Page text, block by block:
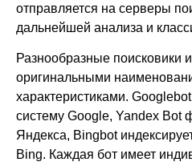
отправляется на серверы
дальнейшей анализа и
Разнообразные поисковики
оригинальными
характеристиками.
систему Google, Yandex Bot
Яндекса, Bingbot
Bing. Каждая бот имеет